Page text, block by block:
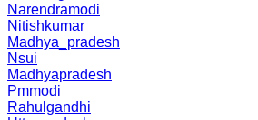
Narendramodi
Nitishkumar
Madhya_pradesh
Nsui
Madhyapradesh
Pmmodi
Rahulgandhi